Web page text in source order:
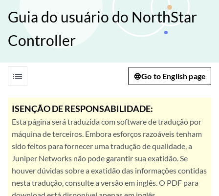
Guia do usuário do NorthStar
Controller
list Go to English page
ISENÇÃO DE RESPONSABILIDADE:
Esta página será traduzida com software de tradução por
máquina de terceiros. Embora esforços razoáveis tenham
sido feitos para fornecer uma tradução de qualidade, a
Juniper Networks não pode garantir sua exatidão. Se
houver dúvidas sobre a exatidão das informações contidas
nesta tradução, consulte a versão em inglês. O PDF para